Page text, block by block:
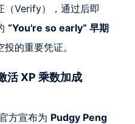
（Verify），通过后即
“You're so early” 早期
的重要凭证。
活 XP 乘数加成
方宣布为 Pudgy Peng